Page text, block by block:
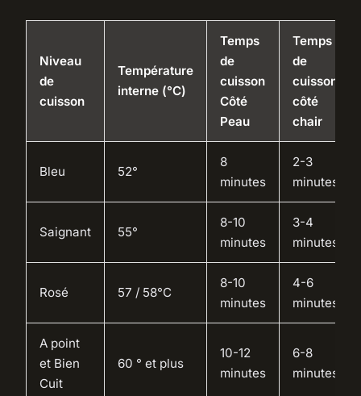
Niveau
de
cuisson
Température
interne (°C)
Temps
de
cuisson
Côté
Peau
Temps
de
cuisson
côté
chair
Bleu 52°
8
minutes
2-3
minutes
Saignant 55°
8-10
minutes
3-4
minutes
Rosé 57 / 58°C
8-10
minutes
4-6
minutes
A point
et Bien
Cuit
60 ° et plus
10-12
minutes
6-8
minutes